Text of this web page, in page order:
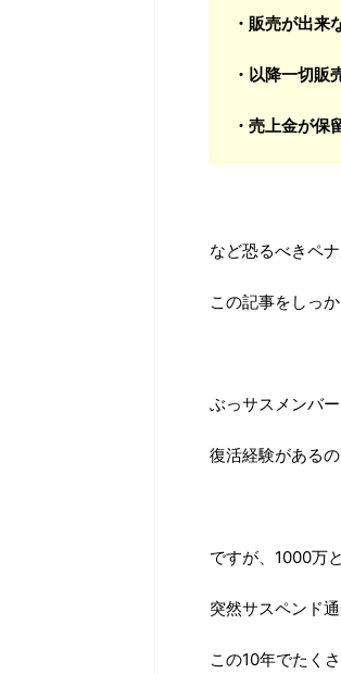
・販売が出来
・以降一切販
・売上金が保
など恐るべきペ
この記事をしっ
ぶっサスメンバ
復活経験がある
ですが、1000万
突然サスペンド
この10年でたく